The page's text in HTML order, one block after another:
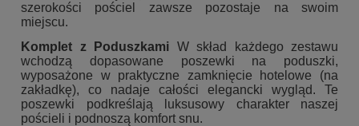
szerokości pościel zawsze pozostaje na swoim
miejscu.
Komplet z Poduszkami W skład każdego zestawu
wchodzą dopasowane poszewki na poduszki,
wyposażone w praktyczne zamknięcie hotelowe (na
zakładkę), co nadaje całości elegancki wygląd. Te
poszewki podkreślają luksusowy charakter naszej
pościeli i podnoszą komfort snu.